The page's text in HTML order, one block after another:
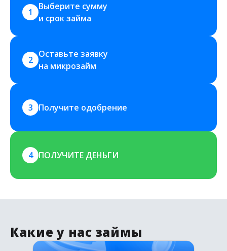
1
Выберите сумму
и срок займа
2
Оставьте заявку
на микрозайм
3 Получите одобрение
4 ПОЛУЧИТЕ ДЕНЬГИ
Какие у нас займы